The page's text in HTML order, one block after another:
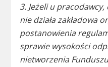
3. Jeżeli u
nie działa zakładowa
postanowienia
sprawie wysokości
nietworzenia